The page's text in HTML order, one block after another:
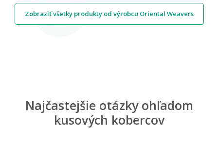
Zobraziť všetky produkty od výrobcu Oriental Weavers
Najčastejšie otázky ohľadom
kusových kobercov